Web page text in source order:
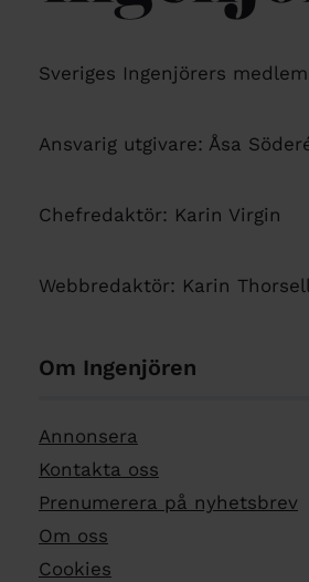
Sveriges Ingenjörers
Ansvarig utgivare: Åsa
Chefredaktör: Karin Virgin
Webbredaktör: Karin Thorsell
Om Ingenjören
Annonsera
Kontakta oss
Prenumerera på nyhetsbrev
Om oss
Cookies